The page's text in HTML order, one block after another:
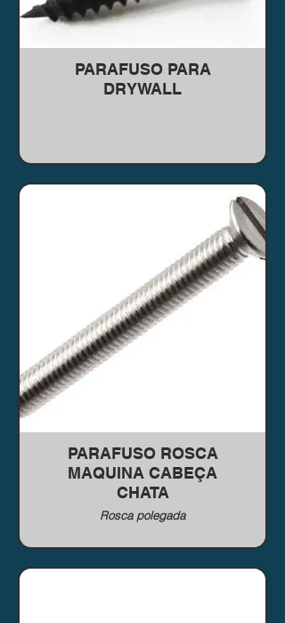
PARAFUSO PARA
DRYWALL
PARAFUSO ROSCA
MAQUINA CABEÇA
CHATA
Rosca polegada